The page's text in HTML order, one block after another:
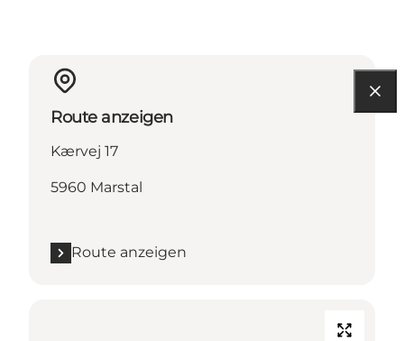
Route anzeigen
Kærvej 17
5960 Marstal
Route anzeigen